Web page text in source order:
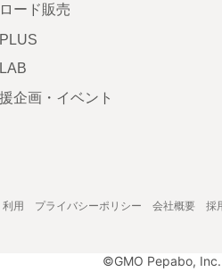
ード販売
企画・イベント
用 プライバシーポリシー 会社概要 採
©GMO Pepabo,